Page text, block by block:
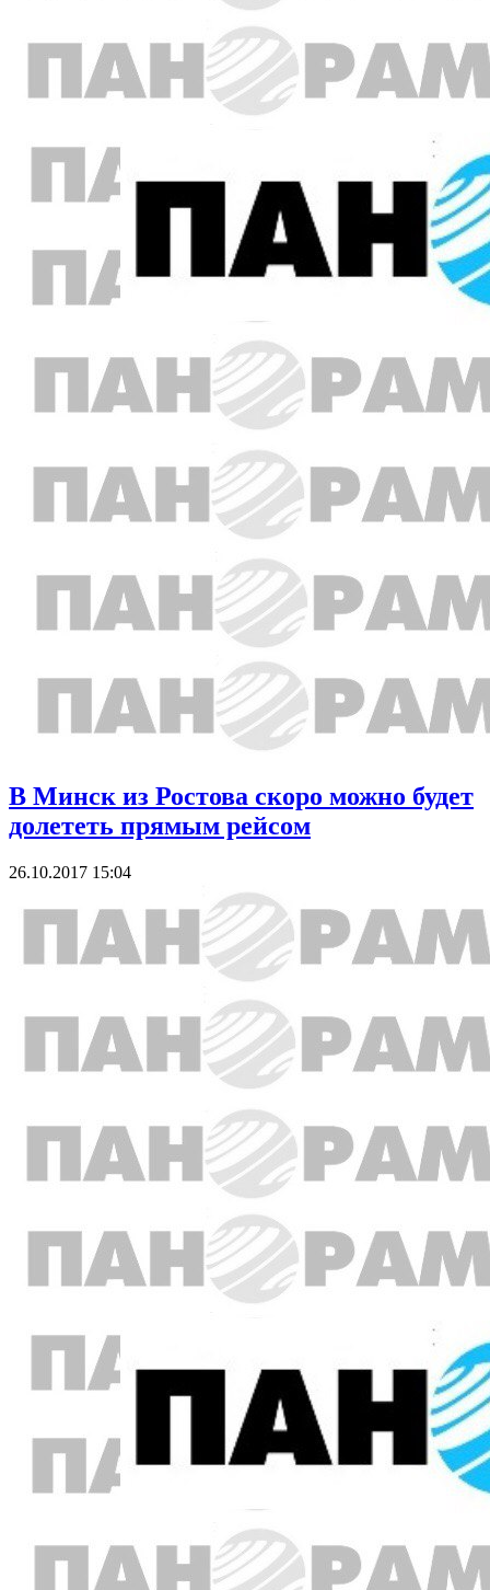
В Минск из Ростова скоро можно будет
долететь прямым рейсом
26.10.2017 15:04